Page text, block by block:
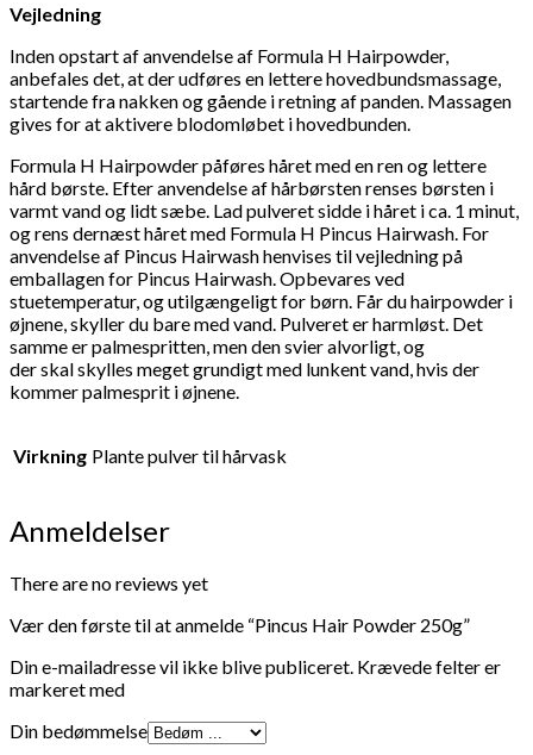
Vejledning
Inden opstart af anvendelse af Formula H Hairpowder,
anbefales det, at der udføres en lettere hovedbundsmassage,
startende fra nakken og gående i retning af panden. Massagen
gives for at aktivere blodomløbet i hovedbunden.
Formula H Hairpowder påføres håret med en ren og lettere
hård børste. Efter anvendelse af hårbørsten renses børsten i
varmt vand og lidt sæbe. Lad pulveret sidde i håret i ca. 1 minut,
og rens dernæst håret med Formula H Pincus Hairwash. For
anvendelse af Pincus Hairwash henvises til vejledning på
emballagen for Pincus Hairwash. Opbevares ved
stuetemperatur, og utilgængeligt for børn. Får du hairpowder i
øjnene, skyller du bare med vand. Pulveret er harmløst. Det
samme er palmespritten, men den svier alvorligt, og
der skal skylles meget grundigt med lunkent vand, hvis der
kommer palmesprit i øjnene.
Virkning Plante pulver til hårvask
Anmeldelser
There are no reviews yet
Vær den første til at anmelde “Pincus Hair Powder 250g”
Din e-mailadresse vil ikke blive publiceret. Krævede felter er
markeret med
Din bedømmelse